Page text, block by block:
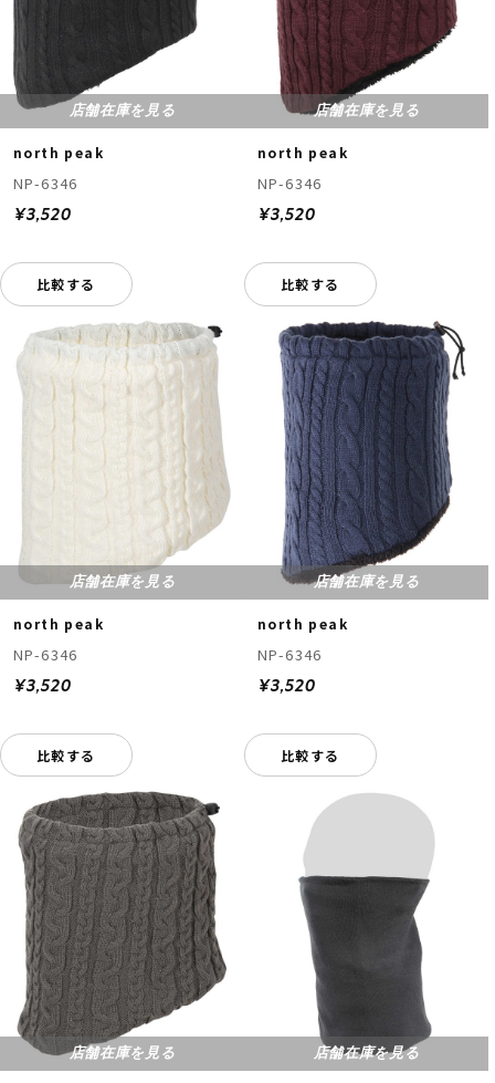
店舗在庫を見る
north peak
NP-6346
¥3,520
比較する
店舗在庫を見る
north peak
NP-6346
¥3,520
比較する
店舗在庫を見る
north peak
NP-6346
¥3,520
比較する
店舗在庫を見る
north peak
NP-6346
¥3,520
比較する
店舗在庫を見る 店舗在庫を見る